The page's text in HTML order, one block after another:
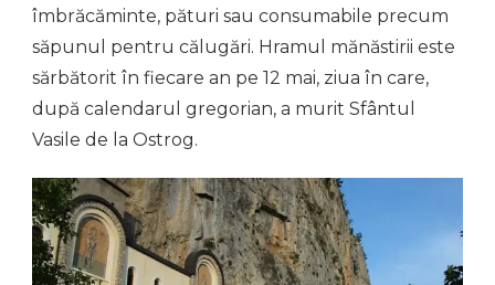
îmbrăcăminte, pături sau consumabile precum
săpunul pentru călugări. Hramul mănăstirii este
sărbătorit în fiecare an pe 12 mai, ziua în care,
după calendarul gregorian, a murit Sfântul
Vasile de la Ostrog.